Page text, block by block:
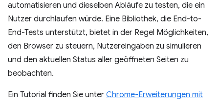
automatisieren und dieselben Abläufe zu testen, die ein
Nutzer durchlaufen würde. Eine Bibliothek, die End-to-
End-Tests unterstützt, bietet in der Regel Möglichkeiten,
den Browser zu steuern, Nutzereingaben zu simulieren
und den aktuellen Status aller geöffneten Seiten zu
beobachten.
Ein Tutorial finden Sie unter Chrome-Erweiterungen mit